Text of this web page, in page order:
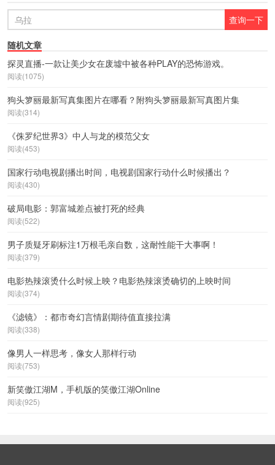
随机文章
探灵直播-一款让美少女在废墟中被各种PLAY的恐怖游戏。
阅读(1075)
狗头箩丽最新写真集图片在哪看？附狗头箩丽最新写真图片集
阅读(314)
《侏罗纪世界3》中人与龙的模范父女
阅读(453)
国家行动电视剧播出时间，电视剧国家行动什么时候播出？
阅读(430)
破局电影：郭富城差点被打死的经典
阅读(522)
男子质疑牙刷标注1万根毛亲自数，这耐性能干大事啊！
阅读(379)
电影热辣滚烫什么时候上映？电影热辣滚烫确切的上映时间
阅读(374)
《滤镜》：都市奇幻言情剧期待值直接拉满
阅读(338)
像男人一样思考，像女人那样行动
阅读(753)
新笑傲江湖M，手机版的笑傲江湖Online
阅读(925)